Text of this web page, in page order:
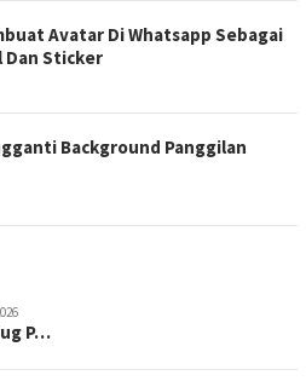
Avatar Di Whatsapp Sebagai
Sticker
Background Panggilan
P…